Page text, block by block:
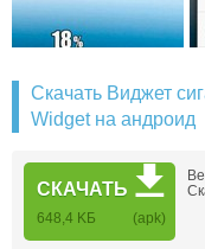
Скачать Виджет
Widget на андроид
СКАЧАТЬ
648,4 KБ (apk)